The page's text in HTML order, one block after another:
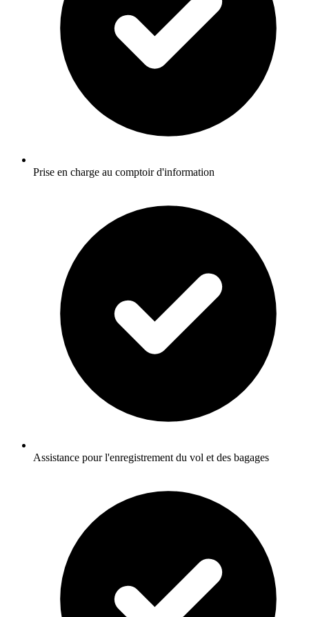
Prise en charge au comptoir d'information
Assistance pour l'enregistrement du vol et des bagages